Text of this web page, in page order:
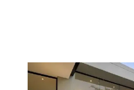
پروژه مهر ایثار یاران
پهنه A شهرک چیتگر
سازی ( سازه بتنی )